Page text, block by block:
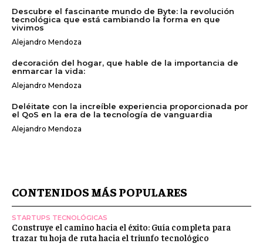
Descubre el fascinante mundo de Byte: la revolución
tecnológica que está cambiando la forma en que
vivimos
Alejandro Mendoza
decoración del hogar, que hable de la importancia de
enmarcar la vida:
Alejandro Mendoza
Deléitate con la increíble experiencia proporcionada por
el QoS en la era de la tecnología de vanguardia
Alejandro Mendoza
CONTENIDOS MÁS POPULARES
STARTUPS TECNOLÓGICAS
Construye el camino hacia el éxito: Guía completa para
trazar tu hoja de ruta hacia el triunfo tecnológico